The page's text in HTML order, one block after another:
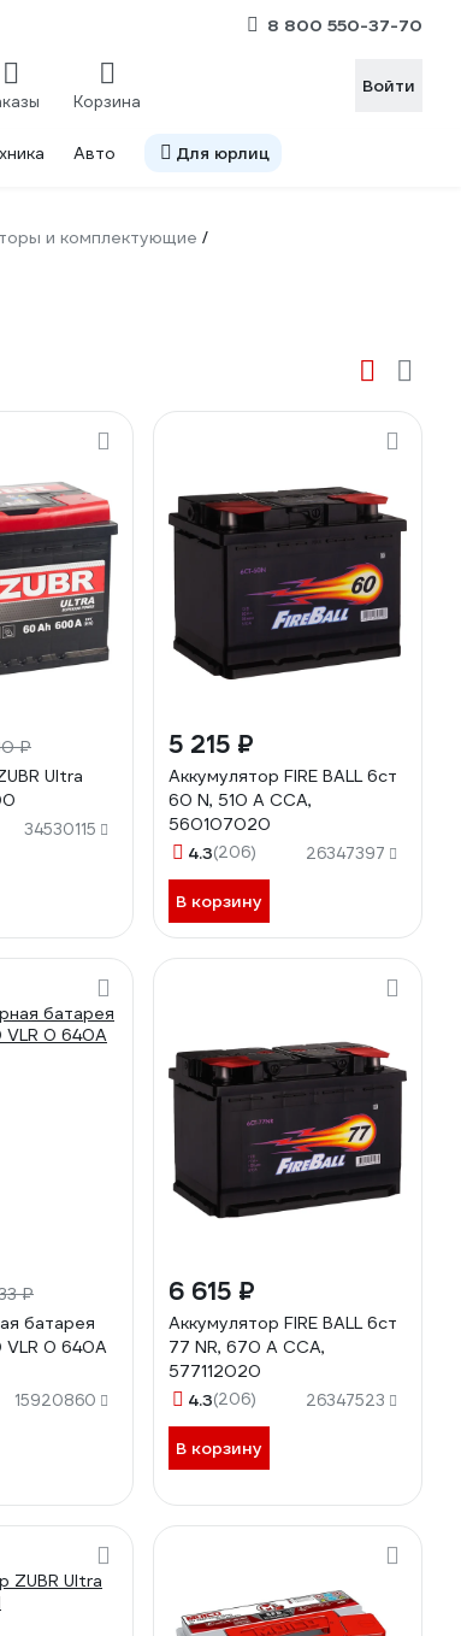
8 800 550-37-70
Корзина
Войти
Авто Для юрлиц
и комплектующие /
₽
Ultra
34530115
5 215 ₽
Аккумулятор FIRE BALL 6ст
60 N, 510 А CCA,
560107020
4.3(206) 26347397
В корзину
₽
батарея
VLR 0 640A
15920860
6 615 ₽
Аккумулятор FIRE BALL 6ст
77 NR, 670 А CCA,
577112020
4.3(206) 26347523
В корзину